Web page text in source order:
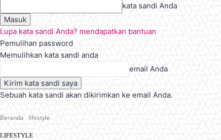
kata sandi Anda
Lupa kata sandi Anda? mendapatkan bantuan
Pemulihan password
Memulihkan kata sandi anda
email Anda
Sebuah kata sandi akan dikirimkan ke email Anda.
Beranda lifestyle
LIFESTYLE